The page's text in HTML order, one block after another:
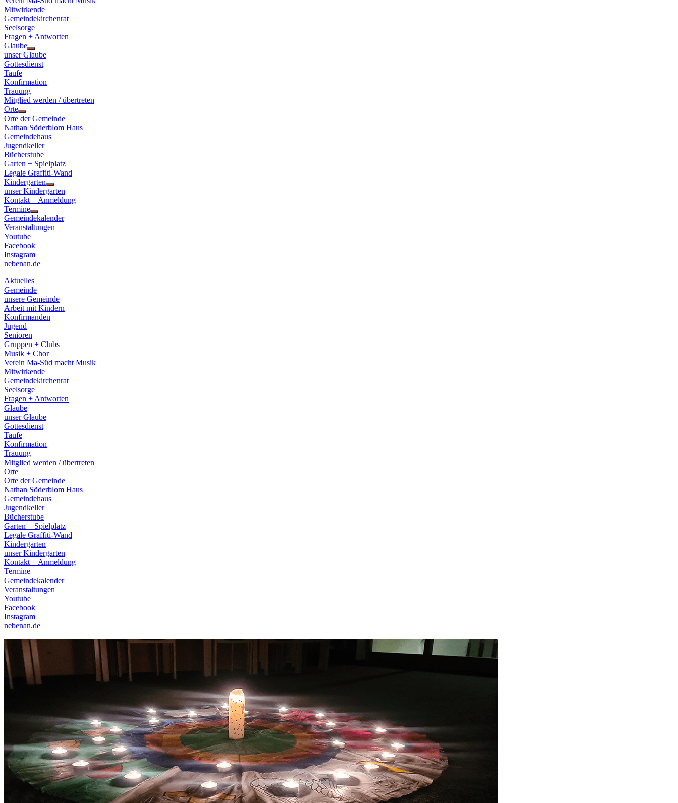
Mitwirkende
Gemeindekirchenrat
Seelsorge
Fragen + Antworten
Glaube
Show
sub
menu
unser Glaube
Gottesdienst
Taufe
Konfirmation
Trauung
Mitglied werden / übertreten
Orte
Show
sub
menu
Orte der Gemeinde
Nathan Söderblom Haus
Gemeindehaus
Jugendkeller
Bücherstube
Garten + Spielplatz
Legale Graffiti-Wand
Kindergarten
Show
sub
menu
unser Kindergarten
Kontakt + Anmeldung
Termine
Show
sub
menu
Gemeindekalender
Veranstaltungen
Youtube
Facebook
Instagram
nebenan.de
Aktuelles
Gemeinde
unsere Gemeinde
Arbeit mit Kindern
Konfirmanden
Jugend
Senioren
Gruppen + Clubs
Musik + Chor
Verein Ma-Süd macht Musik
Mitwirkende
Gemeindekirchenrat
Seelsorge
Fragen + Antworten
Glaube
unser Glaube
Gottesdienst
Taufe
Konfirmation
Trauung
Mitglied werden / übertreten
Orte
Orte der Gemeinde
Nathan Söderblom Haus
Gemeindehaus
Jugendkeller
Bücherstube
Garten + Spielplatz
Legale Graffiti-Wand
Kindergarten
unser Kindergarten
Kontakt + Anmeldung
Termine
Gemeindekalender
Veranstaltungen
Youtube
Facebook
Instagram
nebenan.de